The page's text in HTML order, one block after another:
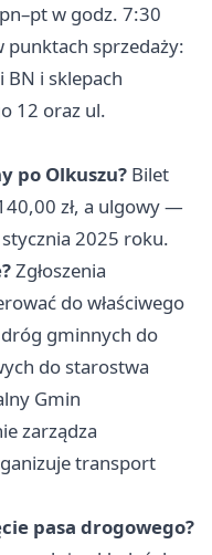
w godz. 7:30
punktach sprzedaży:
BN i sklepach
12 oraz ul.
po Olkuszu? Bilet
zł, a ulgowy —
2025 roku.
Zgłoszenia
do właściwego
gminnych do
do starostwa
Gmin
zarządza
transport
pasa drogowego?